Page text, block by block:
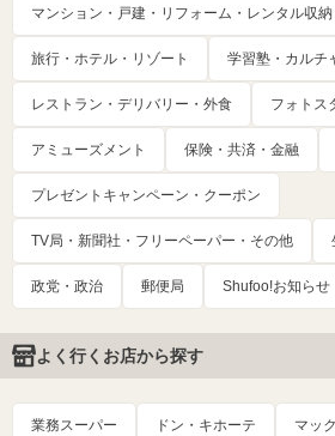
マンション・戸建・リフォーム・レンタル収納
旅行・ホテル・リゾート 学習塾・カルチ
レストラン・デリバリー・外食 フォトス
アミューズメント 保険・共済・金融
プレゼントキャンペーン・クーポン
TV局・新聞社・フリーペーパー・その他
政党・政治 郵便局 Shufoo!お知らせ
よく行くお店から探す
業務スーパー ドン・キホーテ マッ